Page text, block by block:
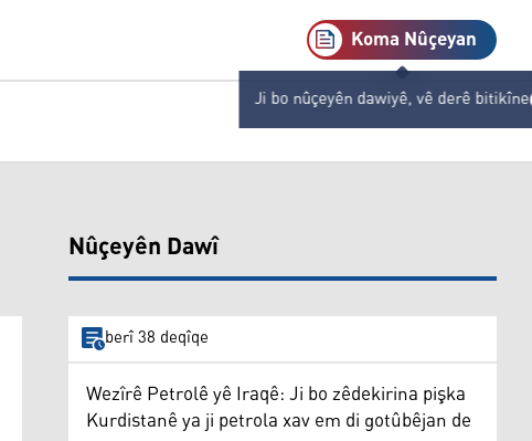
Koma Nûçeyan
Ji bo nûçeyên dawiyê, vê derê bitikîne
Nûçeyên Dawî
berî 38 deqîqe
Wezîrê Petrolê yê Iraqê: Ji bo zêdekirina pişka
Kurdistanê ya ji petrola xav em di gotûbêjan de